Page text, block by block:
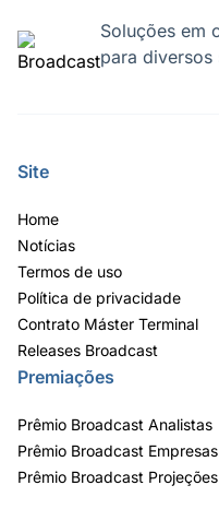
Soluções em
para diversos
Site
Home
Notícias
Termos de uso
Política de privacidade
Contrato Máster Terminal
Releases Broadcast
Premiações
Prêmio Broadcast Analistas
Prêmio Broadcast Empresas
Prêmio Broadcast Projeções